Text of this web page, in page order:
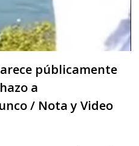
públicamente
a
/ Nota y Video